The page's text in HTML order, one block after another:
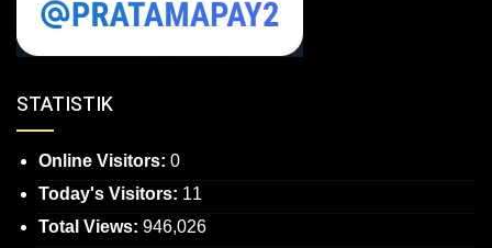
STATISTIK
Online Visitors: 0
Today's Visitors: 11
Total Views: 946,026